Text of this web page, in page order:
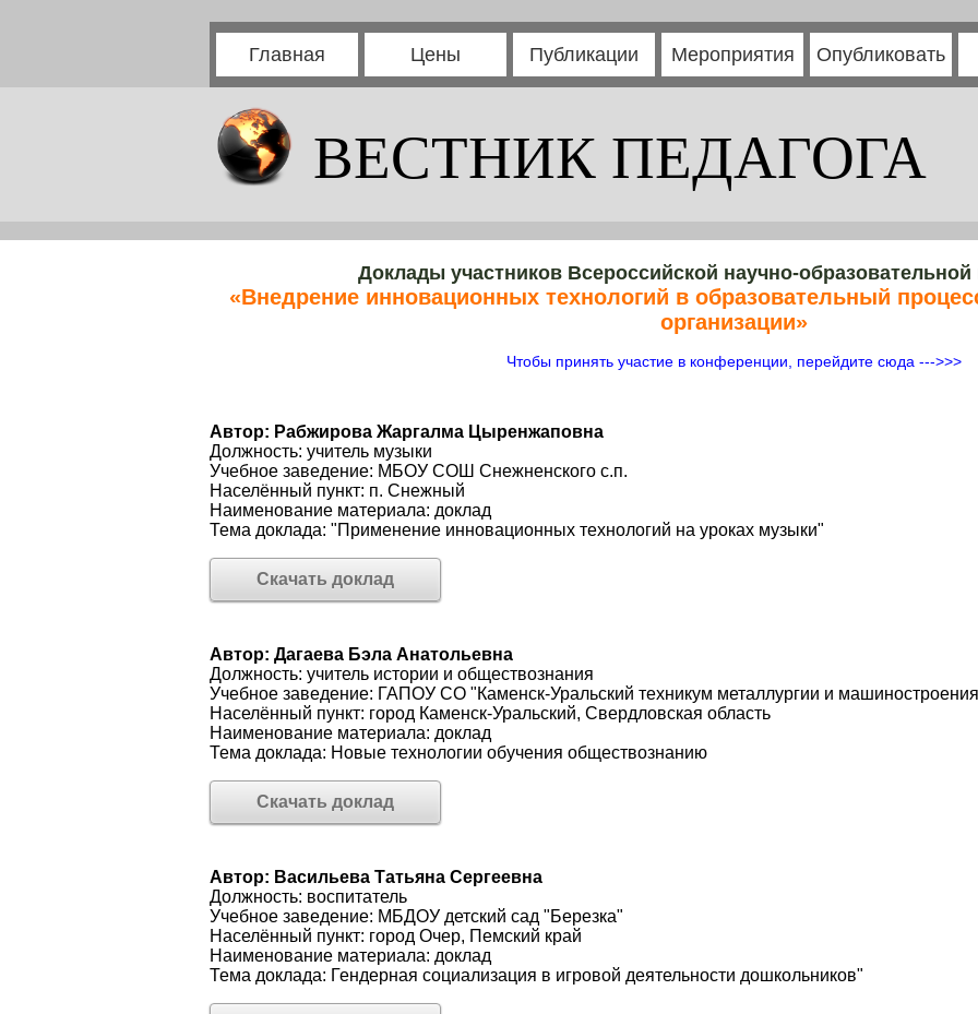
Главная Цены Публикации Мероприятия Опубликовать
ВЕСТНИК ПЕДАГОГА
Доклады участников Всероссийской научно-
«Внедрение инновационных технологий в образовательный
организации»
Чтобы принять участие в конференции, перейдите сюда --->>>
Автор: Рабжирова Жаргалма Цыренжаповна
Должность: учитель музыки
Учебное заведение: МБОУ СОШ Снежненского с.п.
Населённый пункт: п. Снежный
Наименование материала: доклад
Тема доклада: "Применение инновационных технологий на уроках музыки"
Скачать доклад
Автор: Дагаева Бэла Анатольевна
Должность: учитель истории и обществознания
Учебное заведение: ГАПОУ СО "Каменск-Уральский техникум металлургии и
Населённый пункт: город Каменск-Уральский, Свердловская область
Наименование материала: доклад
Тема доклада: Новые технологии обучения обществознанию
Скачать доклад
Автор: Васильева Татьяна Сергеевна
Должность: воспитатель
Учебное заведение: МБДОУ детский сад "Березка"
Населённый пункт: город Очер, Пемский край
Наименование материала: доклад
Тема доклада: Гендерная социализация в игровой деятельности дошкольников"